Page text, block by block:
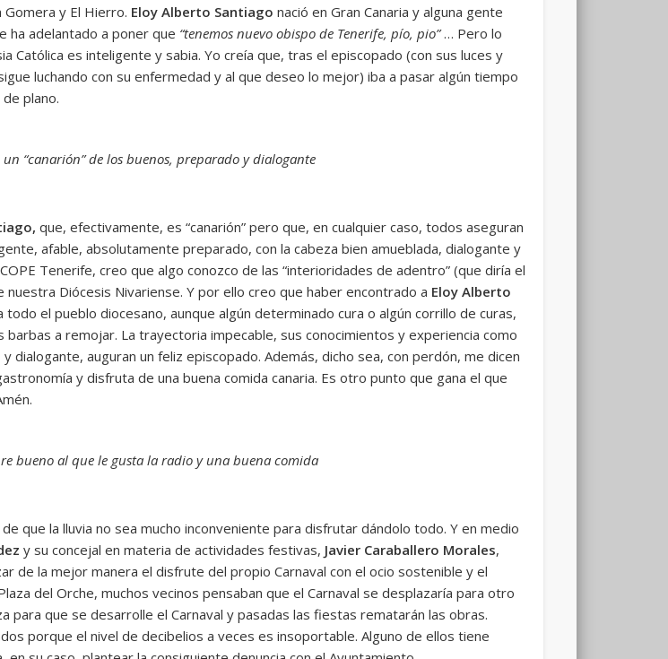
y El Hierro. Eloy Alberto Santiago nació en Gran Canaria y alguna gente
ha adelantado a poner que “tenemos nuevo obispo de Tenerife, pío, pio”… Pero lo
Católica es inteligente y sabia. Yo creía que, tras el episcopado (con sus luces y
luchando con su enfermedad y al que deseo lo mejor) iba a pasar algún tiempo
plano.
“canarión” de los buenos, preparado y dialogante
que, efectivamente, es “canarión” pero que, en cualquier caso, todos aseguran
afable, absolutamente preparado, con la cabeza bien amueblada, dialogante y
Tenerife, creo que algo conozco de las “interioridades de adentro” (que diría el
nuestra Diócesis Nivariense. Y por ello creo que haber encontrado a Eloy Alberto
el pueblo diocesano, aunque algún determinado cura o algún corrillo de curas,
a remojar. La trayectoria impecable, sus conocimientos y experiencia como
auguran un feliz episcopado. Además, dicho sea, con perdón, me dicen
y disfruta de una buena comida canaria. Es otro punto que gana el que
bueno al que le gusta la radio y una buena comida
que la lluvia no sea mucho inconveniente para disfrutar dándolo todo. Y en medio
y su concejal en materia de actividades festivas, Javier Caraballero Morales,
de la mejor manera el disfrute del propio Carnaval con el ocio sostenible y el
del Orche, muchos vecinos pensaban que el Carnaval se desplazaría para otro
para que se desarrolle el Carnaval y pasadas las fiestas rematarán las obras.
porque el nivel de decibelios a veces es insoportable. Alguno de ellos tiene